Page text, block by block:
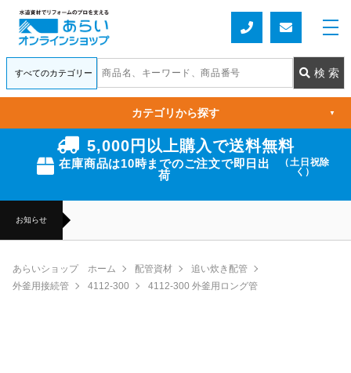
5,000円以上購入で送料無料
在庫商品は10時までのご注文で即日出
荷
（土日祝除
く）
お知らせ
カテゴリから探す ▼
あらいショップ ホーム 配管資材
追い炊き配管
外釜用接続管
4112-300 4112-300 外釜用ロング管